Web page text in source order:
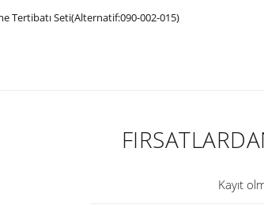
Tertibatı Seti(Alternatif:090-002-015)